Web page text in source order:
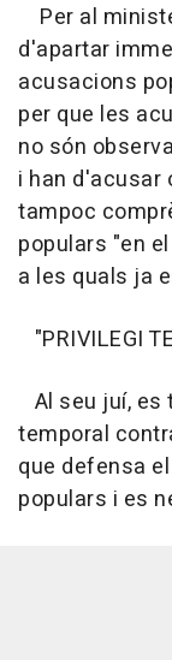
Per al
d'apartar
acusacions
per que les
no són
i han d'acusar
tampoc
populars "en
a les quals ja
"PRIVILEGI
Al seu juí, es
temporal
que defensa
populars i es